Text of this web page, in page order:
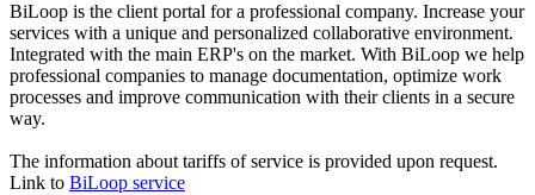
BiLoop is the client portal for a professional company. Increase your
services with a unique and personalized collaborative environment.
Integrated with the main ERP's on the market. With BiLoop we help
professional companies to manage documentation, optimize work
processes and improve communication with their clients in a secure
way.
The information about tariffs of service is provided upon request.
Link to BiLoop service